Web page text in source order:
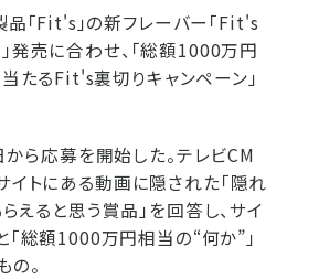
品「Fit's」の新フレーバー「Fit's
発売に合わせ、「総額1000万円
たるFit's裏切りキャンペーン」
ら応募を開始した。テレビCM
イトにある動画に隠された「隠れ
らえると思う賞品」を回答し、サイ
「総額1000万円相当の“何か”」
の。